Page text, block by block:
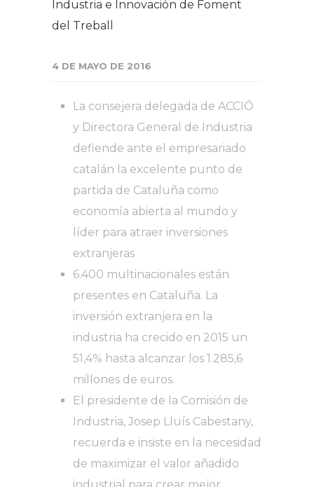
Industria e Innovación de Foment
del Treball
4 DE MAYO DE 2016
La consejera delegada de ACCIÓ
y Directora General de Industria
defiende ante el empresariado
catalán la excelente punto de
partida de Cataluña como
economía abierta al mundo y
líder para atraer inversiones
extranjeras
6.400 multinacionales están
presentes en Cataluña. La
inversión extranjera en la
industria ha crecido en 2015 un
51,4% hasta alcanzar los 1.285,6
millones de euros.
El presidente de la Comisión de
Industria, Josep Lluís Cabestany,
recuerda e insiste en la necesidad
de maximizar el valor añadido